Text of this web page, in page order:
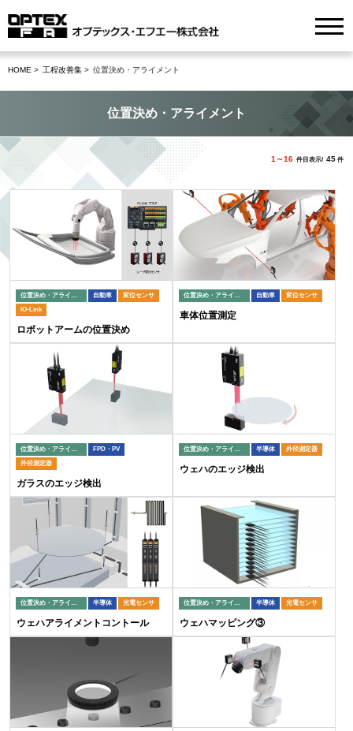
HOME 工程改善集 位置決め・アライメント
位置決め・アライメント
1～16 件目表示/ 45 件
位置決め・アライメント 自動車
変位センサ
IO-Link
ロボットアームの位置決め
位置決め・アライメント 自動車 変位センサ
車体位置測定
位置決め・アライメント
FPD・PV
外径測定器
ガラスのエッジ検出
位置決め・アライメント 半導体 外径測定器
ウェハのエッジ検出
位置決め・アライメント 半導体 光電センサ
ウェハアライメントコントール
位置決め・アライメント 半導体 光電センサ
ウェハマッピング③